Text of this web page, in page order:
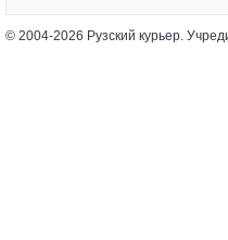
© 2004-2026 Рузский курьер.